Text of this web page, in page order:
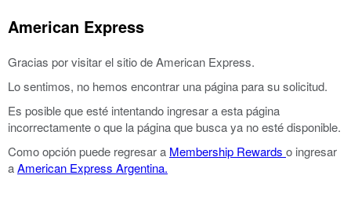
American Express
Gracias por visitar el sitio de American Express.
Lo sentimos, no hemos encontrar una página para su solicitud.
Es posible que esté intentando ingresar a esta página
incorrectamente o que la página que busca ya no esté disponible.
Como opción puede regresar a Membership Rewards o ingresar
aAmerican Express Argentina.